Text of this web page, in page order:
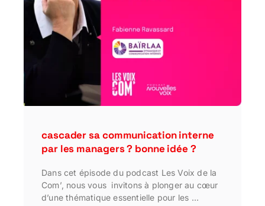
cascader sa communication interne
par les managers ? bonne idée ?
Dans cet épisode du podcast Les Voix de la
Com’, nous vous invitons à plonger au cœur
d’une thématique essentielle pour les …